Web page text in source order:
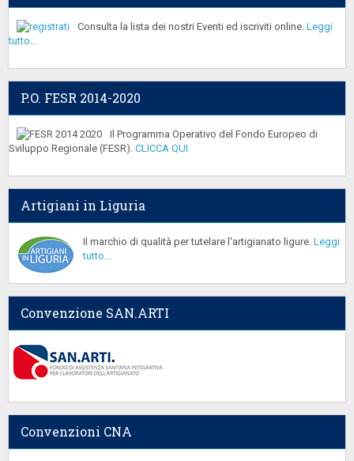
Consulta la lista dei nostri Eventi ed iscriviti online. Leggi
tutto...
P.O. FESR 2014-2020
Il Programma Operativo del Fondo Europeo di
Sviluppo Regionale (FESR). CLICCA QUI
Artigiani in Liguria
Il marchio di qualità per tutelare l'artigianato ligure. Leggi
tutto...
Convenzione SAN.ARTI
Convenzioni CNA